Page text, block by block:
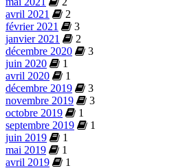
avril 2021
2
février 2021
3
janvier 2021
2
décembre 2020
3
juin 2020
1
avril 2020
1
décembre 2019
3
novembre 2019
3
octobre 2019
1
septembre 2019
1
juin 2019
1
mai 2019
1
avril 2019
1